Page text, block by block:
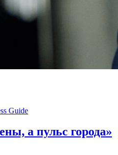
Guide
а пульс города»